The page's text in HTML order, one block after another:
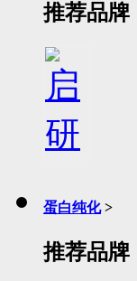
推荐品牌
蛋白纯化 >
推荐品牌